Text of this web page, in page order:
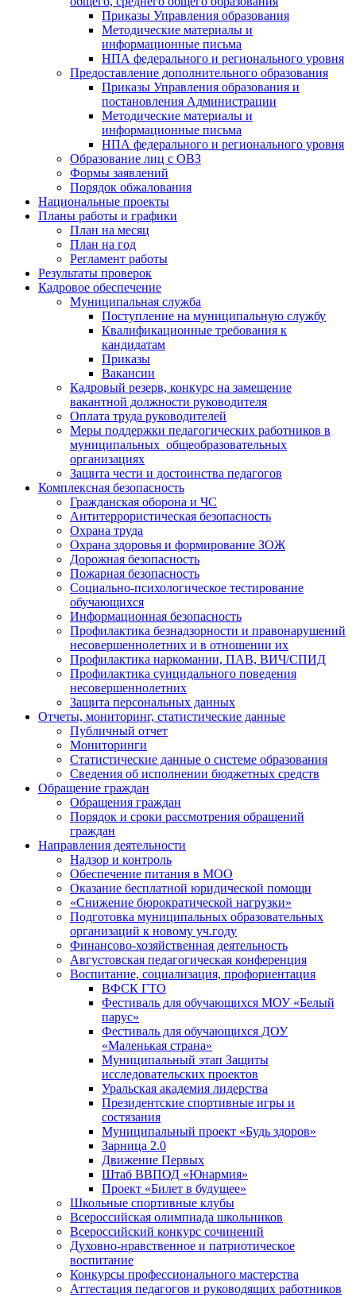
Приказы Управления образования
Методические материалы и
информационные письма
НПА федерального и регионального уровня
Предоставление дополнительного образования
Приказы Управления образования и
постановления Администрации
Методические материалы и
информационные письма
НПА федерального и регионального уровня
Образование лиц с ОВЗ
Формы заявлений
Порядок обжалования
Национальные проекты
Планы работы и графики
План на месяц
План на год
Регламент работы
Результаты проверок
Кадровое обеспечение
Муниципальная служба
Поступление на муниципальную службу
Квалификационные требования к
кандидатам
Приказы
Вакансии
Кадровый резерв, конкурс на замещение
вакантной должности руководителя
Оплата труда руководителей
Меры поддержки педагогических работников в
муниципальных общеобразовательных
организациях
Защита чести и достоинства педагогов
Комплексная безопасность
Гражданская оборона и ЧС
Антитеррористическая безопасность
Охрана труда
Охрана здоровья и формирование ЗОЖ
Дорожная безопасность
Пожарная безопасность
Социально-психологическое тестирование
обучающихся
Информационная безопасность
Профилактика безнадзорности и правонарушений
несовершеннолетних и в отношении их
Профилактика наркомании, ПАВ, ВИЧ/СПИД
Профилактика суицидального поведения
несовершеннолетних
Защита персональных данных
Отчеты, мониторинг, статистические данные
Публичный отчет
Мониторинги
Статистические данные о системе образования
Сведения об исполнении бюджетных средств
Обращение граждан
Обращения граждан
Порядок и сроки рассмотрения обращений
граждан
Направления деятельности
Надзор и контроль
Обеспечение питания в МОО
Оказание бесплатной юридической помощи
«Снижение бюрократической нагрузки»
Подготовка муниципальных образовательных
организаций к новому уч.году
Финансово-хозяйственная деятельность
Августовская педагогическая конференция
Воспитание, социализация, профориентация
ВФСК ГТО
Фестиваль для обучающихся МОУ «Белый
парус»
Фестиваль для обучающихся ДОУ
«Маленькая страна»
Муниципальный этап Защиты
исследовательских проектов
Уральская академия лидерства
Президентские спортивные игры и
состязания
Муниципальный проект «Будь здоров»
Зарница 2.0
Движение Первых
Штаб ВВПОД «Юнармия»
Проект «Билет в будущее»
Школьные спортивные клубы
Всероссийская олимпиада школьников
Всероссийский конкурс сочинений
Духовно-нравственное и патриотическое
воспитание
Конкурсы профессионального мастерства
Аттестация педагогов и руководящих работников